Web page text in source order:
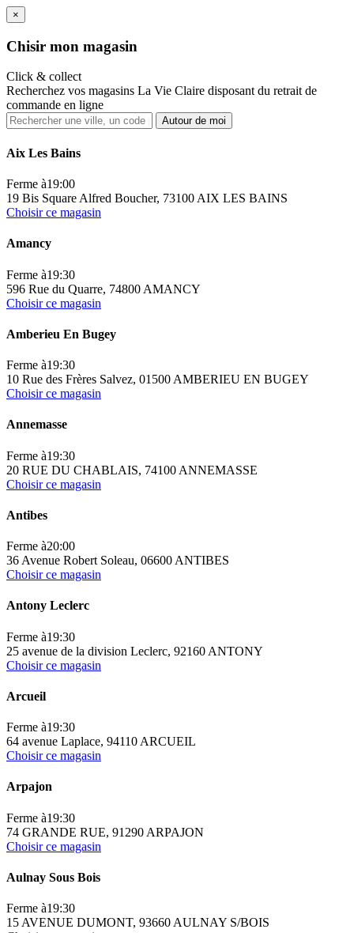
×
Chisir mon magasin
Click & collect
Recherchez vos magasins La Vie Claire disposant du retrait de
commande en ligne
Autour de moi
Aix Les Bains
Ferme à19:00
19 Bis Square Alfred Boucher, 73100 AIX LES BAINS
Choisir ce magasin
Amancy
Ferme à19:30
596 Rue du Quarre, 74800 AMANCY
Choisir ce magasin
Amberieu En Bugey
Ferme à19:30
10 Rue des Frères Salvez, 01500 AMBERIEU EN BUGEY
Choisir ce magasin
Annemasse
Ferme à19:30
20 RUE DU CHABLAIS, 74100 ANNEMASSE
Choisir ce magasin
Antibes
Ferme à20:00
36 Avenue Robert Soleau, 06600 ANTIBES
Choisir ce magasin
Antony Leclerc
Ferme à19:30
25 avenue de la division Leclerc, 92160 ANTONY
Choisir ce magasin
Arcueil
Ferme à19:30
64 avenue Laplace, 94110 ARCUEIL
Choisir ce magasin
Arpajon
Ferme à19:30
74 GRANDE RUE, 91290 ARPAJON
Choisir ce magasin
Aulnay Sous Bois
Ferme à19:30
15 AVENUE DUMONT, 93660 AULNAY S/BOIS